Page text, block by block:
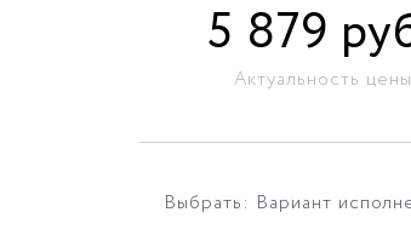
5 879
Актуальность
Выбрать: Вариант